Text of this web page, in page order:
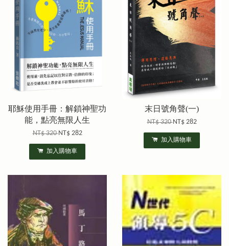
耶穌使用手冊：解鎖神聖功
能，點亮無限人生
NT$ 320NT$ 282
加入購物車
末日號角聲(一)
NT$ 320NT$ 282
加入購物車